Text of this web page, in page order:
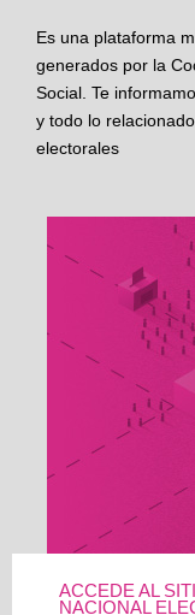
Es una plataforma
generados por la
Social. Te
y todo lo
electorales
ACCEDE AL
NACIONAL